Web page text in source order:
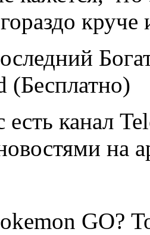
круче
(Бесплатно)
канал
на
GO?